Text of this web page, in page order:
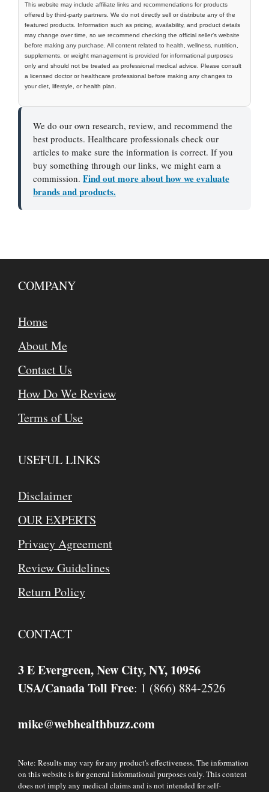
This website may include affiliate links and recommendations for products
offered by third-party partners. We do not directly sell or distribute any of the
featured products. Information such as pricing, availability, and product details
may change over time, so we recommend checking the official seller’s website
before making any purchase. All content related to health, wellness, nutrition,
supplements, or weight management is provided for informational purposes
only and should not be treated as professional medical advice. Please consult
a licensed doctor or healthcare professional before making any changes to
your diet, lifestyle, or health plan.
We do our own research, review, and recommend the
best products. Healthcare professionals check our
articles to make sure the information is correct. If you
buy something through our links, we might earn a
commission. Find out more about how we evaluate
brands and products.
COMPANY
Home
About Me
Contact Us
How Do We Review
Terms of Use
USEFUL LINKS
Disclaimer
OUR EXPERTS
Privacy Agreement
Review Guidelines
Return Policy
CONTACT
3 E Evergreen, New City, NY, 10956
USA/Canada Toll Free: 1 (866) 884-2526
mike@webhealthbuzz.com
Note: Results may vary for any product's effectiveness. The information
on this website is for general informational purposes only. This content
does not imply any medical claims and is not intended for self-